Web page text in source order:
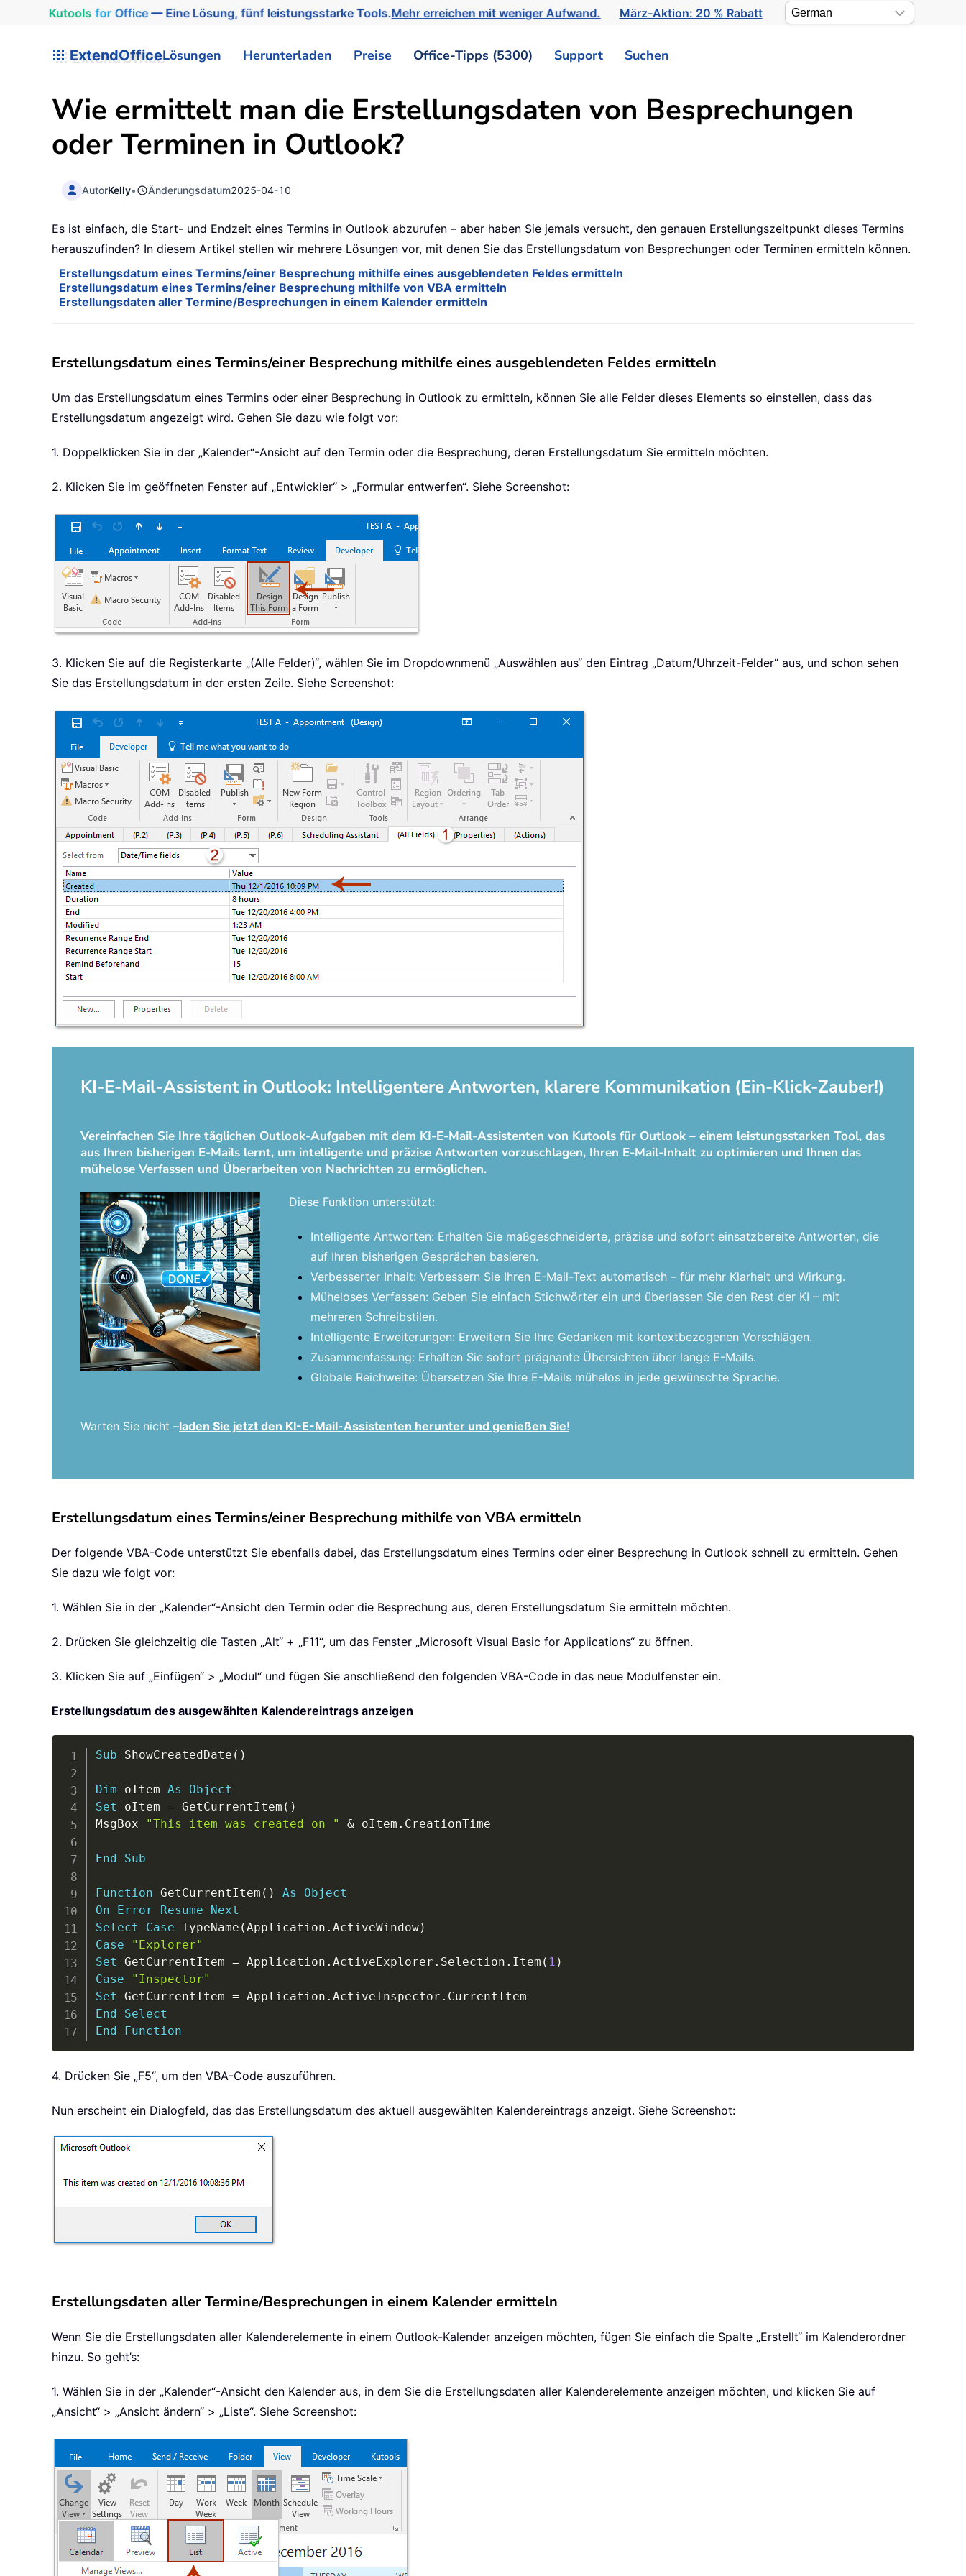
Kutools for Office— Eine Lösung, fünf leistungsstarke Tools.Mehr erreichen mit weniger Aufwand. März-Aktion: 20 % Rabatt
ExtendOfficeLösungen Herunterladen Preise Office-Tipps (5300) Support Suchen
Wie ermittelt man die Erstellungsdaten von Besprechungen
oder Terminen in Outlook?
AutorKelly• Änderungsdatum2025-04-10
Es ist einfach, die Start- und Endzeit eines Termins in Outlook abzurufen – aber haben Sie jemals versucht, den genauen Erstellungszeitpunkt dieses Termins
herauszufinden? In diesem Artikel stellen wir mehrere Lösungen vor, mit denen Sie das Erstellungsdatum von Besprechungen oder Terminen ermitteln können.
Erstellungsdatum eines Termins/einer Besprechung mithilfe eines ausgeblendeten Feldes ermitteln
Erstellungsdatum eines Termins/einer Besprechung mithilfe von VBA ermitteln
Erstellungsdaten aller Termine/Besprechungen in einem Kalender ermitteln
Erstellungsdatum eines Termins/einer Besprechung mithilfe eines ausgeblendeten Feldes ermitteln
Um das Erstellungsdatum eines Termins oder einer Besprechung in Outlook zu ermitteln, können Sie alle Felder dieses Elements so einstellen, dass das
Erstellungsdatum angezeigt wird. Gehen Sie dazu wie folgt vor:
1. Doppelklicken Sie in der „Kalender“-Ansicht auf den Termin oder die Besprechung, deren Erstellungsdatum Sie ermitteln möchten.
2. Klicken Sie im geöffneten Fenster auf „Entwickler“ > „Formular entwerfen“. Siehe Screenshot:
3. Klicken Sie auf die Registerkarte „(Alle Felder)“, wählen Sie im Dropdownmenü „Auswählen aus“ den Eintrag „Datum/Uhrzeit-Felder“ aus, und schon sehen
Sie das Erstellungsdatum in der ersten Zeile. Siehe Screenshot:
KI-E-Mail-Assistent in Outlook: Intelligentere Antworten, klarere Kommunikation (Ein-Klick-Zauber!)
Vereinfachen Sie Ihre täglichen Outlook-Aufgaben mit dem KI-E-Mail-Assistenten von Kutools für Outlook – einem leistungsstarken Tool, das
aus Ihren bisherigen E-Mails lernt, um intelligente und präzise Antworten vorzuschlagen, Ihren E-Mail-Inhalt zu optimieren und Ihnen das
mühelose Verfassen und Überarbeiten von Nachrichten zu ermöglichen.
Diese Funktion unterstützt:
Intelligente Antworten: Erhalten Sie maßgeschneiderte, präzise und sofort einsatzbereite Antworten, die
auf Ihren bisherigen Gesprächen basieren.
Verbesserter Inhalt: Verbessern Sie Ihren E-Mail-Text automatisch – für mehr Klarheit und Wirkung.
Müheloses Verfassen: Geben Sie einfach Stichwörter ein und überlassen Sie den Rest der KI – mit
mehreren Schreibstilen.
Intelligente Erweiterungen: Erweitern Sie Ihre Gedanken mit kontextbezogenen Vorschlägen.
Zusammenfassung: Erhalten Sie sofort prägnante Übersichten über lange E-Mails.
Globale Reichweite: Übersetzen Sie Ihre E-Mails mühelos in jede gewünschte Sprache.
Warten Sie nicht –laden Sie jetzt den KI-E-Mail-Assistenten herunter und genießen Sie!
Erstellungsdatum eines Termins/einer Besprechung mithilfe von VBA ermitteln
Der folgende VBA-Code unterstützt Sie ebenfalls dabei, das Erstellungsdatum eines Termins oder einer Besprechung in Outlook schnell zu ermitteln. Gehen
Sie dazu wie folgt vor:
1. Wählen Sie in der „Kalender“-Ansicht den Termin oder die Besprechung aus, deren Erstellungsdatum Sie ermitteln möchten.
2. Drücken Sie gleichzeitig die Tasten „Alt“ + „F11“, um das Fenster „Microsoft Visual Basic for Applications“ zu öffnen.
3. Klicken Sie auf „Einfügen“ > „Modul“ und fügen Sie anschließend den folgenden VBA-Code in das neue Modulfenster ein.
Erstellungsdatum des ausgewählten Kalendereintrags anzeigen
Sub ShowCreatedDate ( )
Dim oItem As
Object
Set oItem = GetCurrentItem ( )
MsgBox
"This item was created on " & oItem . CreationTime
End Sub
Function GetCurrentItem ( ) As
Object
On
Error Resume
Next
Select
Case TypeName (Application . ActiveWindow)
Case
"Explorer"
Set GetCurrentItem = Application . ActiveExplorer . Selection . Item ( 1 )
Case
"Inspector"
Set GetCurrentItem = Application . ActiveInspector .
End
Select
End
Function
4. Drücken Sie „F5“, um den VBA-Code auszuführen.
Nun erscheint ein Dialogfeld, das das Erstellungsdatum des aktuell ausgewählten Kalendereintrags anzeigt. Siehe Screenshot:
Erstellungsdaten aller Termine/Besprechungen in einem Kalender ermitteln
Wenn Sie die Erstellungsdaten aller Kalenderelemente in einem Outlook-Kalender anzeigen möchten, fügen Sie einfach die Spalte „Erstellt“ im Kalenderordner
hinzu. So geht’s:
1. Wählen Sie in der „Kalender“-Ansicht den Kalender aus, in dem Sie die Erstellungsdaten aller Kalenderelemente anzeigen möchten, und klicken Sie auf
„Ansicht“ > „Ansicht ändern“ > „Liste“. Siehe Screenshot: